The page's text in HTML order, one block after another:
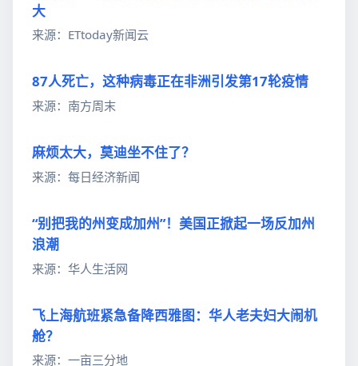
大
来源：ETtoday新闻云
87人死亡，这种病毒正在非洲引发第17轮疫情
来源：南方周末
麻烦太大，莫迪坐不住了？
来源：每日经济新闻
“别把我的州变成加州”！美国正掀起一场反加州
浪潮
来源：华人生活网
飞上海航班紧急备降西雅图：华人老夫妇大闹机
舱？
来源：一亩三分地